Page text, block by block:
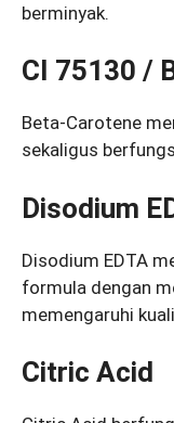
berminyak.
CI 75130 /
Beta-Carotene
sekaligus
Disodium
Disodium EDTA
formula dengan
memengaruhi
Citric Acid